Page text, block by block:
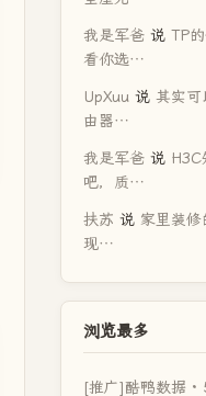
我是军爸 说 TP
看你选…
UpXuu 说 其实可
由器…
我是军爸 说 H3C
吧，质…
扶苏 说 家里装
现…
浏览最多
[推广]酷鸭数据 ·